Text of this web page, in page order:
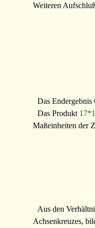
Weiteren
Das
Das Produkt
Maßeinheiten der
Aus den
Achsenkreuzes,